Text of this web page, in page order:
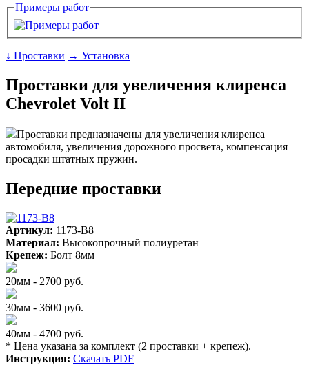
Примеры работ
↓ Проставки → Установка
Проставки для увеличения клиренса
Chevrolet Volt II
Проставки предназначены для увеличения клиренса
автомобиля, увеличения дорожного просвета, компенсация
просадки штатных пружин.
Передние проставки
Артикул: 1173-B8
Материал: Высокопрочный полиуретан
Крепеж: Болт 8мм
20мм - 2700 руб.
30мм - 3600 руб.
40мм - 4700 руб.
* Цена указана за комплект (2 проставки + крепеж).
Инструкция: Скачать PDF